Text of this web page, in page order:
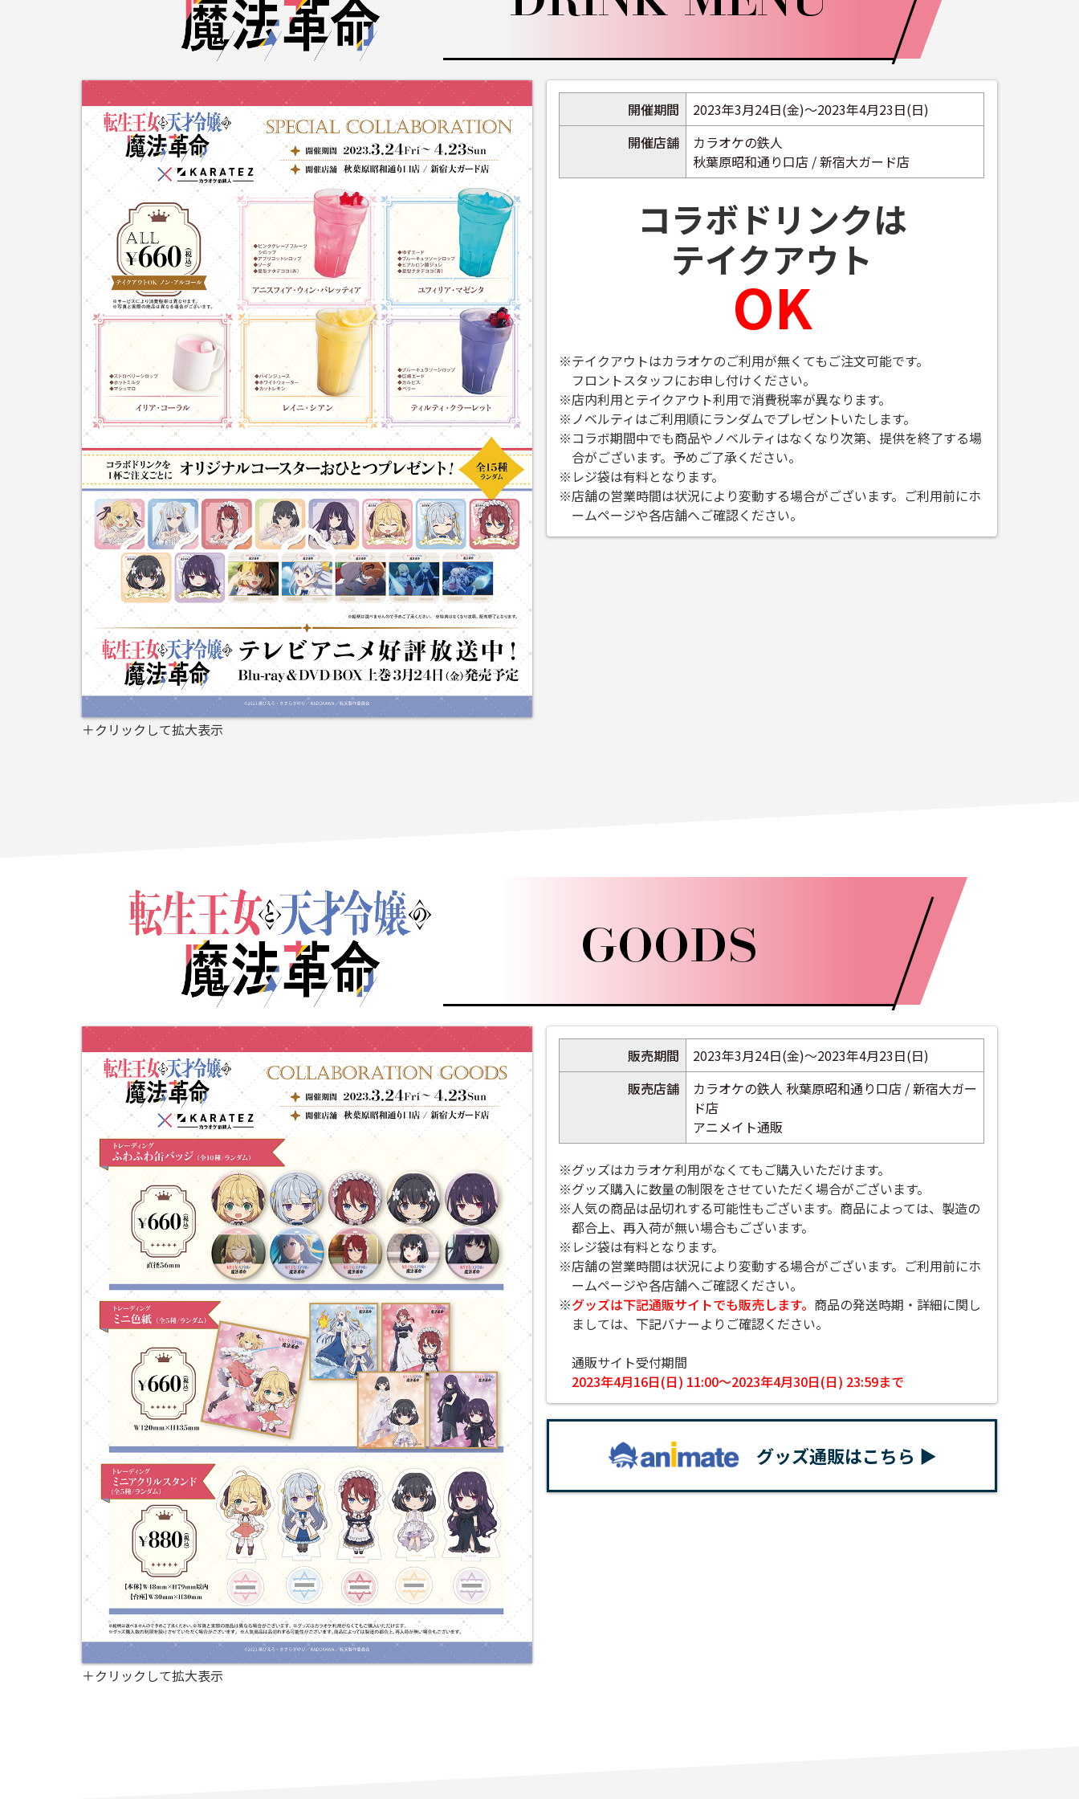
＋クリックして拡大表示
開催期間
2023年3月24日(金)～2023年4月23日(日)
開催店舗
カラオケの鉄人
秋葉原昭和通り口店 / 新宿大ガード店
コラボドリンクは
テイクアウト
OK
※テイクアウトはカラオケのご利用が無くてもご注文可能です。
フロントスタッフにお申し付けください。
※店内利用とテイクアウト利用で消費税率が異なります。
※ノベルティはご利用順にランダムでプレゼントいたします。
※コラボ期間中でも商品やノベルティはなくなり次第、提供を終了する場
合がございます。予めご了承ください。
※レジ袋は有料となります。
※店舗の営業時間は状況により変動する場合がございます。ご利用前にホ
ームページや各店舗へご確認ください。
＋クリックして拡大表示
販売期間
2023年3月24日(金)～2023年4月23日(日)
販売店舗
カラオケの鉄人 秋葉原昭和通り口店 / 新宿大ガー
ド店
アニメイト通販
※グッズはカラオケ利用がなくてもご購入いただけます。
※グッズ購入に数量の制限をさせていただく場合がございます。
※人気の商品は品切れする可能性もございます。商品によっては、製造の
都合上、再入荷が無い場合もございます。
※レジ袋は有料となります。
※店舗の営業時間は状況により変動する場合がございます。ご利用前にホ
ームページや各店舗へご確認ください。
※グッズは下記通販サイトでも販売します。 商品の発送時期・詳細に関し
ましては、下記バナーよりご確認ください。
通販サイト受付期間
2023年4月16日(日) 11:00～2023年4月30日(日) 23:59まで
グッズ通販はこちら ▶